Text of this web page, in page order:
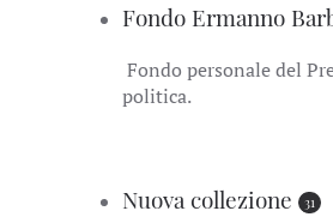
Fondo Ermanno
Fondo personale del
politica.
Nuova collezione 31